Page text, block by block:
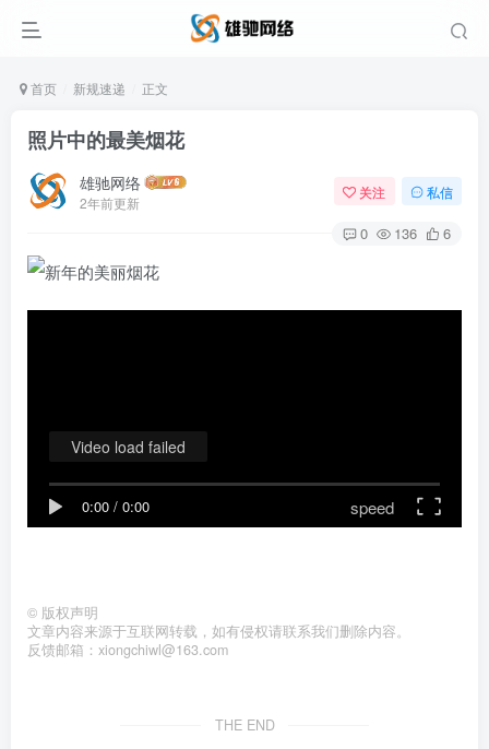
首页 新规速递 正文
照片中的最美烟花
雄驰网络
2年前更新
关注 私信
0 136 6
0:00 / 0:00 speed
Video load failed
© 版权声明
文章内容来源于互联网转载，如有侵权请联系我们删除内容。
反馈邮箱：xiongchiwl@163.com
THE END